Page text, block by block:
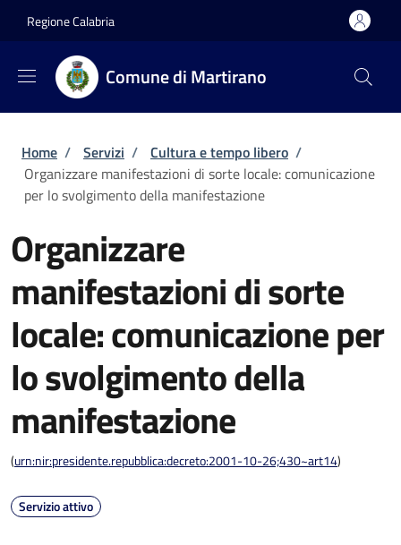
Regione Calabria
Comune di Martirano
Briciole di pane
Home / Servizi / Cultura e tempo libero /
Organizzare manifestazioni di sorte locale: comunicazione
per lo svolgimento della manifestazione
Organizzare
manifestazioni di sorte
locale: comunicazione per
lo svolgimento della
manifestazione
(urn:nir:presidente.repubblica:decreto:2001-10-26;430~art14)
Servizio attivo